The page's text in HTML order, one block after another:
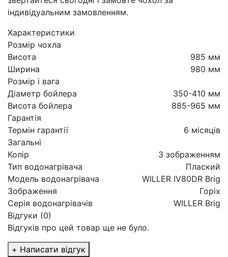
індивідуальним замовленням.
Характеристики
Розмір чохла
Висота
985 мм
Ширина
980 мм
Розмір і вага
Діаметр бойлера
350-410 мм
Висота бойлера
885-965 мм
Гарантія
Термін гарантії
6 місяців
Загальні
Колір
З зображенням
Тип водонагрівача
Плаский
Модель водонагрівача
WILLER IV80DR Brig
Зображення
Горіх
Серія водонагрівачів
WILLER Brig
Відгуки (0)
Відгуків про цей товар ще не було.
+ Написати відгук